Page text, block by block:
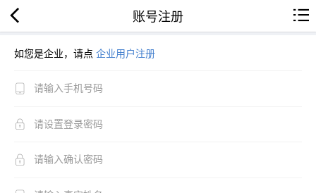
账号注册
如您是企业，请点 企业用户注册